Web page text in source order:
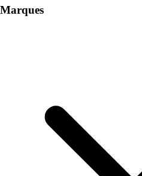
Marques